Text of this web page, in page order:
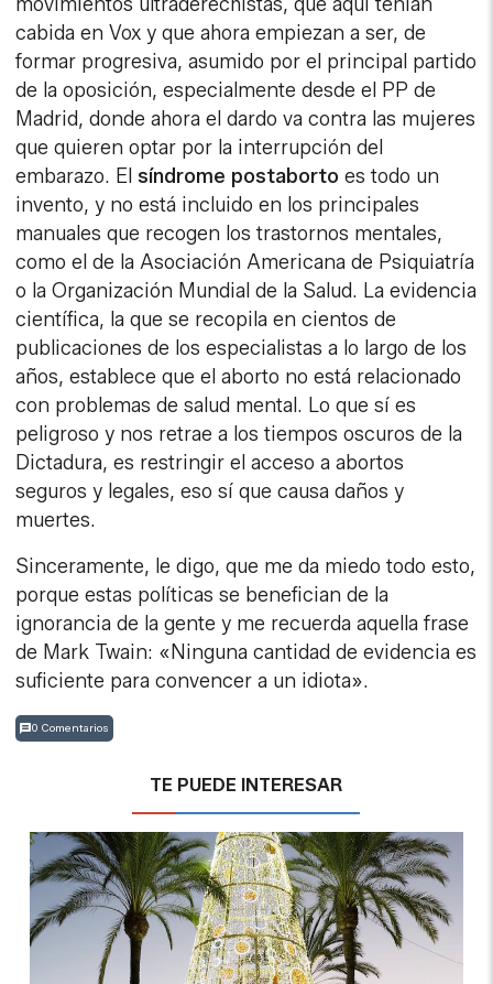
cabida en Vox y que ahora empiezan a ser, de
formar progresiva, asumido por el principal partido
de la oposición, especialmente desde el PP de
Madrid, donde ahora el dardo va contra las mujeres
que quieren optar por la interrupción del
embarazo. Elsíndrome postaborto es todo un
invento, y no está incluido en los principales
manuales que recogen los trastornos mentales,
como el de la Asociación Americana de Psiquiatría
o la Organización Mundial de la Salud. La evidencia
científica, la que se recopila en cientos de
publicaciones de los especialistas a lo largo de los
años, establece que el aborto no está relacionado
con problemas de salud mental. Lo que sí es
peligroso y nos retrae a los tiempos oscuros de la
Dictadura, es restringir el acceso a abortos
seguros y legales, eso sí que causa daños y
muertes.
Sinceramente, le digo, que me da miedo todo esto,
porque estas políticas se benefician de la
ignorancia de la gente y me recuerda aquella frase
de Mark Twain: «Ninguna cantidad de evidencia es
suficiente para convencer a un idiota».
0 Comentarios
TE PUEDE INTERESAR